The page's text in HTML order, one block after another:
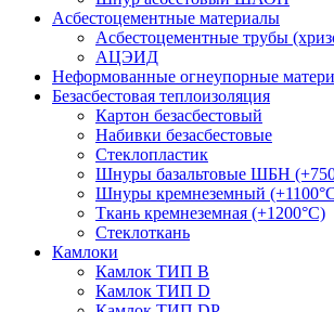
Асбестоцементные материалы
Асбестоцементные трубы
АЦЭИД
Неформованные огнеупорные
Безасбестовая теплоизоляция
Картон безасбестовый
Набивки безасбестовые
Стеклопластик
Шнуры базальтовые ШБН
Шнуры кремнеземный
Ткань кремнеземная (+1200°С)
Стеклоткань
Камлоки
Камлок ТИП B
Камлок ТИП D